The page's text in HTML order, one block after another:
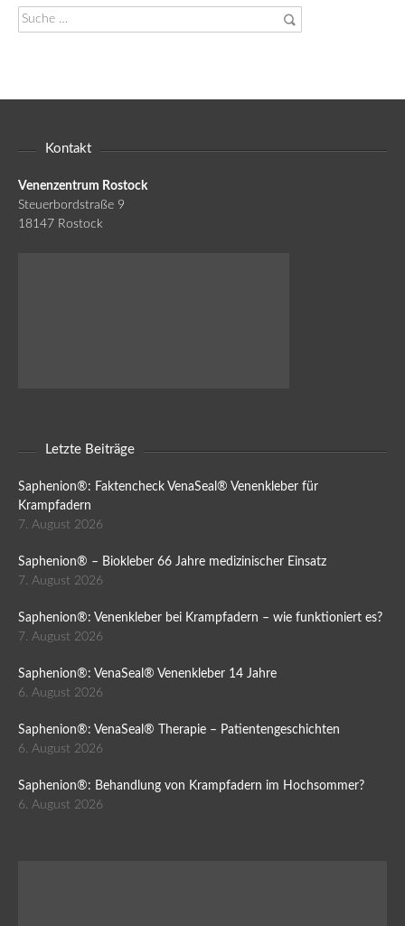
Suche
nach:
Kontakt
Venenzentrum Rostock
Steuerbordstraße 9
18147 Rostock
Letzte Beiträge
Saphenion®: Faktencheck VenaSeal® Venenkleber für
Krampfadern
7. August 2026
Saphenion® – Biokleber 66 Jahre medizinischer Einsatz
7. August 2026
Saphenion®: Venenkleber bei Krampfadern – wie funktioniert es?
7. August 2026
Saphenion®: VenaSeal® Venenkleber 14 Jahre
6. August 2026
Saphenion®: VenaSeal® Therapie – Patientengeschichten
6. August 2026
Saphenion®: Behandlung von Krampfadern im Hochsommer?
6. August 2026